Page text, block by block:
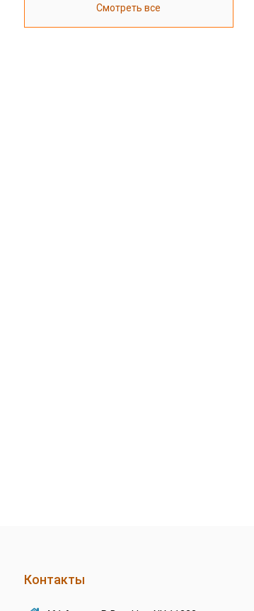
Смотреть все
Контакты